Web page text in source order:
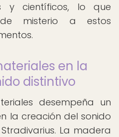
y científicos, lo que
misterio a estos
en la
distintivo
desempeña un
la creación del sonido
La madera